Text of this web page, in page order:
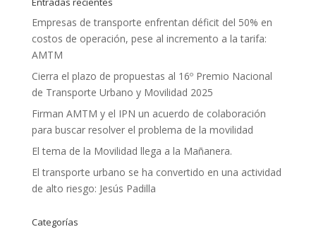
Empresas de transporte enfrentan déficit del 50% en
costos de operación, pese al incremento a la tarifa:
AMTM
Cierra el plazo de propuestas al 16º Premio Nacional
de Transporte Urbano y Movilidad 2025
Firman AMTM y el IPN un acuerdo de colaboración
para buscar resolver el problema de la movilidad
El tema de la Movilidad llega a la Mañanera.
El transporte urbano se ha convertido en una actividad
de alto riesgo: Jesús Padilla
Categorías